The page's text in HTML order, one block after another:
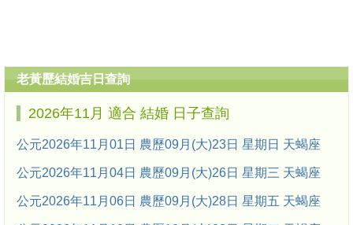
老黃歷結婚吉日查詢
2026年11月 適合 結婚 日子查詢
公元2026年11月01日 農歷09月(大)23日 星期日 天蝎座
公元2026年11月04日 農歷09月(大)26日 星期三 天蝎座
公元2026年11月06日 農歷09月(大)28日 星期五 天蝎座